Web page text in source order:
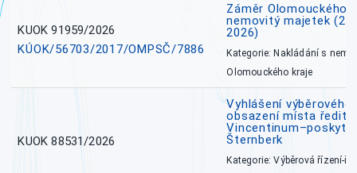
KUOK 91959/2026
KÚOK/56703/2017/OMPSČ/7886
Záměr Olomouckého
nemovitý majetek
2026)
Kategorie: Nakládání s
Olomouckého kraje
KUOK 88531/2026
Vyhlášení výběrového
obsazení místa
Šternberk
Kategorie: Výběrová řízení-